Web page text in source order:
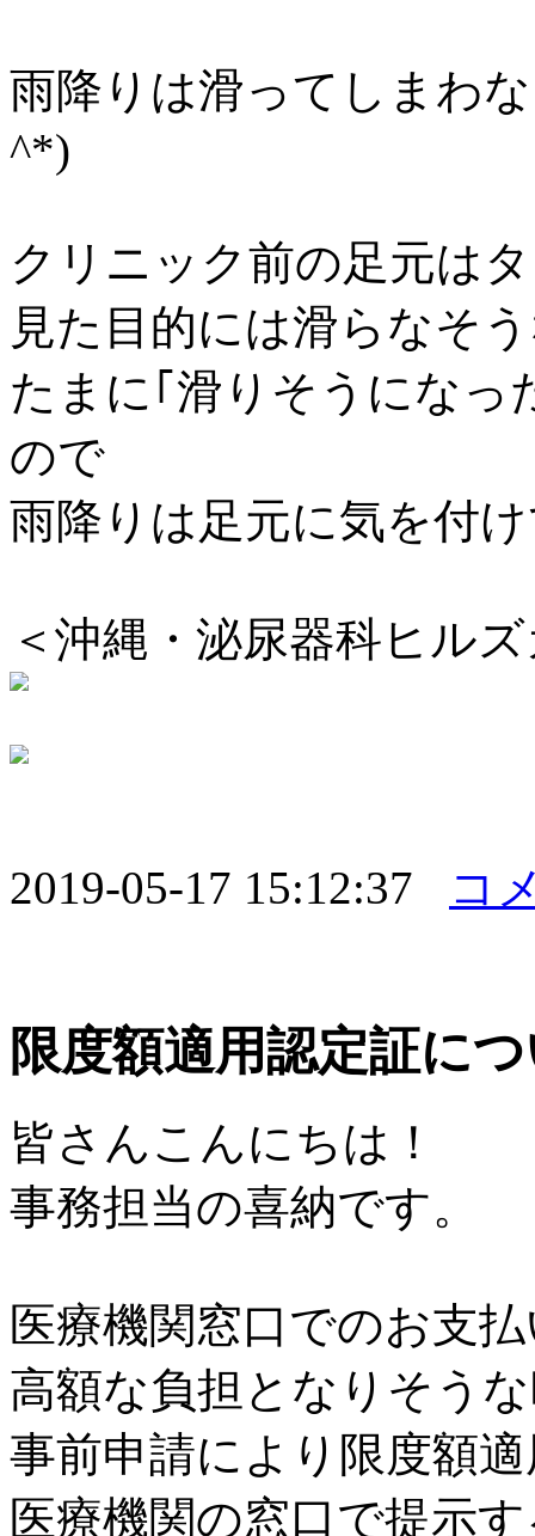
雨降りは滑ってしまわ
^*)
クリニック前の足元は
見た目的には滑らなそ
たまに｢滑りそうになっ
ので
雨降りは足元に気を付
＜沖縄・泌尿器科ヒル
2019-05-17 15:12:37 コ
限度額適用認定証に
皆さんこんにちは！
事務担当の喜納です。
医療機関窓口でのお支
高額な負担となりそう
事前申請により限度額
医療機関の窓口で提示